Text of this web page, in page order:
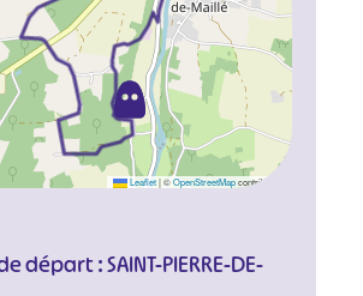
Leaflet |©OpenStreetMapcontributors
départ : SAINT-PIERRE-DE-